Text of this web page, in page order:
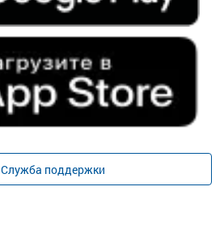
Служба поддержки